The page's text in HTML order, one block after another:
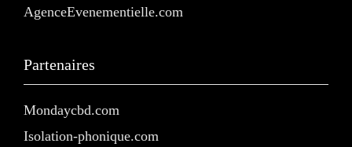
AgenceEvenementielle.com
Partenaires
Mondaycbd.com
Isolation-phonique.com